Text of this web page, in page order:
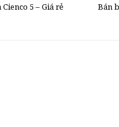
5 – Giá rẻ
Bán